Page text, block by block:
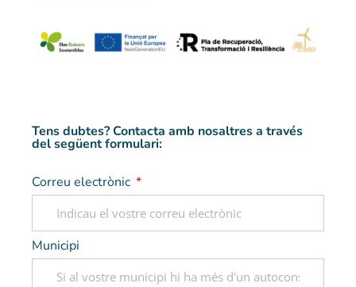
Tens dubtes? Contacta amb nosaltres a través
del següent formulari:
Correu electrònic
Municipi